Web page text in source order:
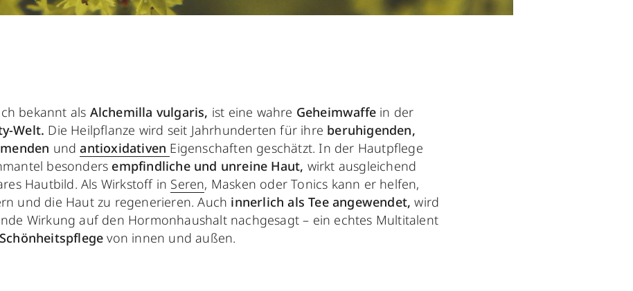
bekannt als Alchemilla vulgaris, ist eine wahre Geheimwaffein der
Welt. Die Heilpflanze wird seit Jahrhunderten für ihre beruhigenden,
undantioxidativen Eigenschaften geschätzt. In der Hautpflege
besonders empfindliche und unreine Haut, wirkt ausgleichend
Hautbild. Als Wirkstoff in Seren, Masken oder Tonics kann er helfen,
und die Haut zu regenerieren. Auch innerlich als Tee angewendet,wird
Wirkung auf den Hormonhaushalt nachgesagt – ein echtes Multitalent
von innen und außen.